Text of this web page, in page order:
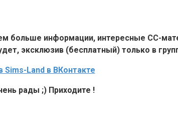
больше информации, интересные СС-
эксклюзив (бесплатный) только в
Sims-Land в ВКонтакте
рады ;) Приходите !